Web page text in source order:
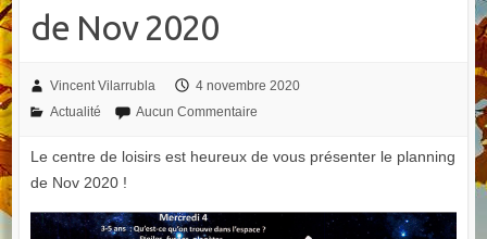
de Nov 2020
Vincent Vilarrubla
4 novembre 2020
Actualité
Aucun Commentaire
Le centre de loisirs est heureux de vous présenter le planning
de Nov 2020 !